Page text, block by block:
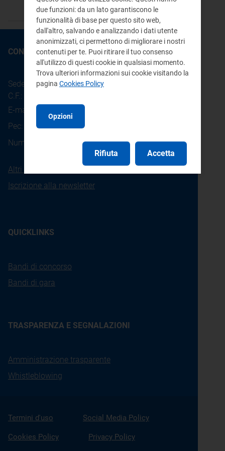
CONTATTI
Sede legale: Piazza Cavour 5 - 20121 - Milano
C.F.: 97190020152
E-mail:
Pec:
protocollo@pec.arera.it
Numero verde consumatori:800.166.654
Altri contatti
Iscrizione alla newsletter
QUICKLINKS
Bandi di concorso
Bandi di gara
TRASPARENZA E SEGNALAZIONI
Amministrazione trasparente
Whistleblowing
Termini d'uso Social Media Policy
Cookies Policy Privacy Policy
due funzioni: da un lato garantiscono le
funzionalità di base per questo sito web,
dall'altro, salvando e analizzando i dati utente
anonimizzati, ci permettono di migliorare i nostri
contenuti per te. Puoi ritirare il tuo consenso
all'utilizzo di questi cookie in qualsiasi momento.
Trova ulteriori informazioni sui cookie visitando la
pagina Cookies Policy
Opzioni
Rifiuta Accetta